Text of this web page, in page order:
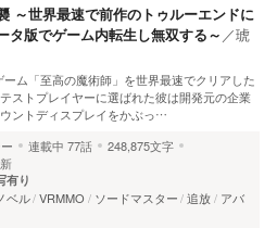
～世界最速で前作のトゥルーエンドに
タ版でゲーム内転生し無双する～ ／琥
ム「至高の魔術師」を世界最速でクリアした
ストプレイヤーに選ばれた彼は開発元の企業
ントディスプレイをかぶっ…
連載中 77話
248,875文字
有り
ベル VRMMO ソードマスター 追放
アバ